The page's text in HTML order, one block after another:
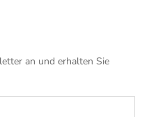
an und erhalten Sie